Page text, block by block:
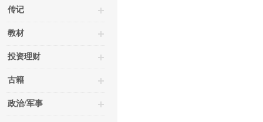
传记
教材
投资理财
古籍
政治/军事